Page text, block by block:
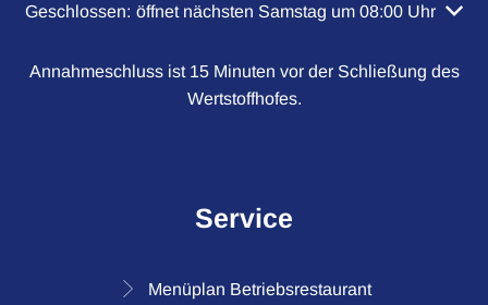
Klicken, um weitere Öffnungs- oder Schließzeiten
Geschlossen: öffnet nächsten Samstag um 08:00 Uhr
Annahmeschluss ist 15 Minuten vor der Schließung des
Wertstoffhofes.
Service
Menüplan Betriebsrestaurant